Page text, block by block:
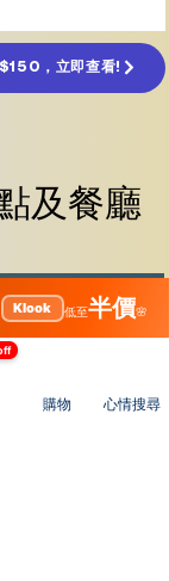
，立即查看!
及餐廳
及餐廳
Klook 低至半價🌸
購物 心情搜尋